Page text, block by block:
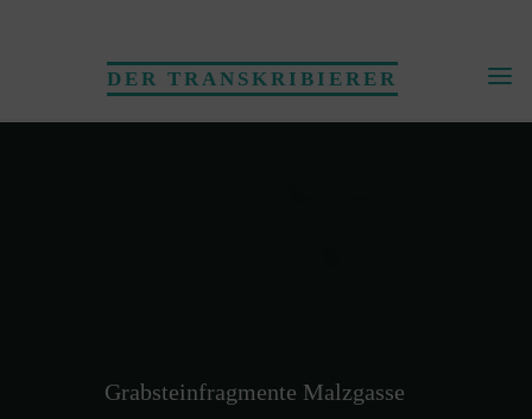
DER TRANSKRIBIERER
Grabsteinfragmente Malzgasse